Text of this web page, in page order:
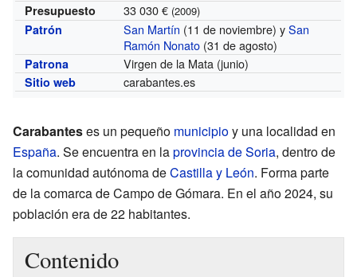
Presupuesto 33 030 € (2009)
Patrón San Martín (11 de noviembre) ySan
Ramón Nonato (31 de agosto)
Patrona Virgen de la Mata (junio)
Sitio web carabantes.es
Carabanteses un pequeño municipioy una localidad en
España. Se encuentra en laprovincia de Soria, dentro de
la comunidad autónoma deCastilla y León. Forma parte
de la comarca de Campo de Gómara. En el año 2024, su
población era de 22 habitantes.
Contenido